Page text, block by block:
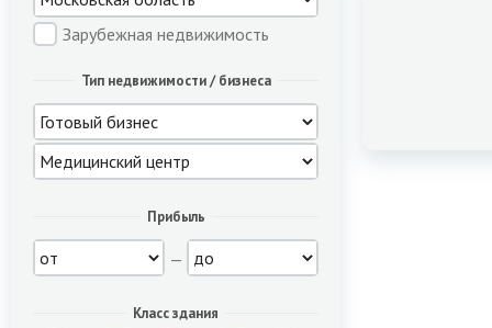
Зарубежная недвижимость
Тип недвижимости / бизнеса
Прибыль
—
Класс здания